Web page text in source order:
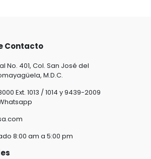
Contacto
No. 401, Col. San José del
M.D.C.
Ext. 1013 / 1014 y 9439-2009
8:00 am a 5:00 pm